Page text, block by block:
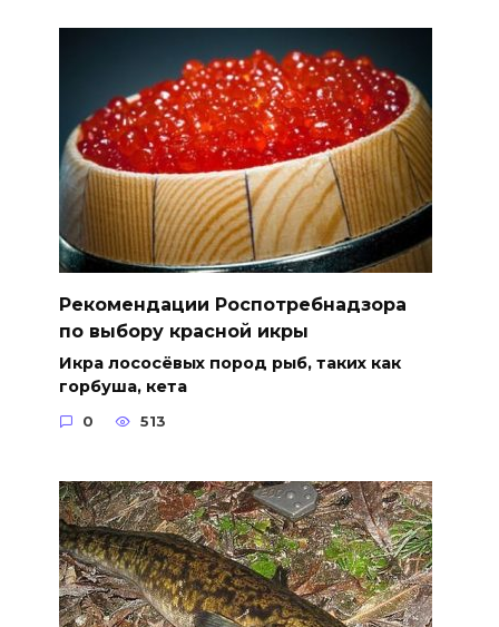
Рекомендации Роспотребнадзора
по выбору красной икры
Икра лососёвых пород рыб, таких как
горбуша, кета
0 513